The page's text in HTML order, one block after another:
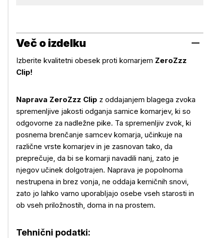
Več o izdelku
Izberite kvalitetni obesek proti komarjem ZeroZzz
Clip!
Naprava ZeroZzz Clip z oddajanjem blagega zvoka
spremenljive jakosti odganja samice komarjev, ki so
odgovorne za nadležne pike. Ta spremenljiv zvok, ki
posnema brenčanje samcev komarja, učinkuje na
različne vrste komarjev in je zasnovan tako, da
preprečuje, da bi se komarji navadili nanj, zato je
njegov učinek dolgotrajen. Naprava je popolnoma
nestrupena in brez vonja, ne oddaja kemičnih snovi,
zato jo lahko varno uporabljajo osebe vseh starosti in
ob vseh priložnostih, doma in na prostem.
Tehnični podatki: